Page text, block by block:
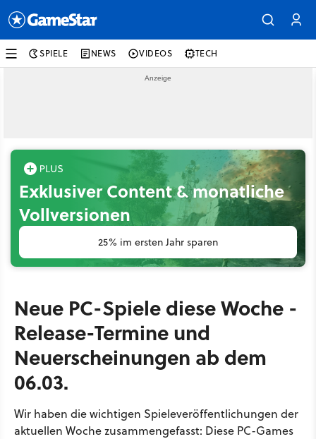
SPIELE NEWS VIDEOS TECH
Exklusiver Content & monatliche
Vollversionen
25% im ersten Jahr sparen
Neue PC-Spiele diese Woche -
Release-Termine und
Neuerscheinungen ab dem
06.03.
Wir haben die wichtigen Spieleveröffentlichungen der
aktuellen Woche zusammengefasst: Diese PC-Games